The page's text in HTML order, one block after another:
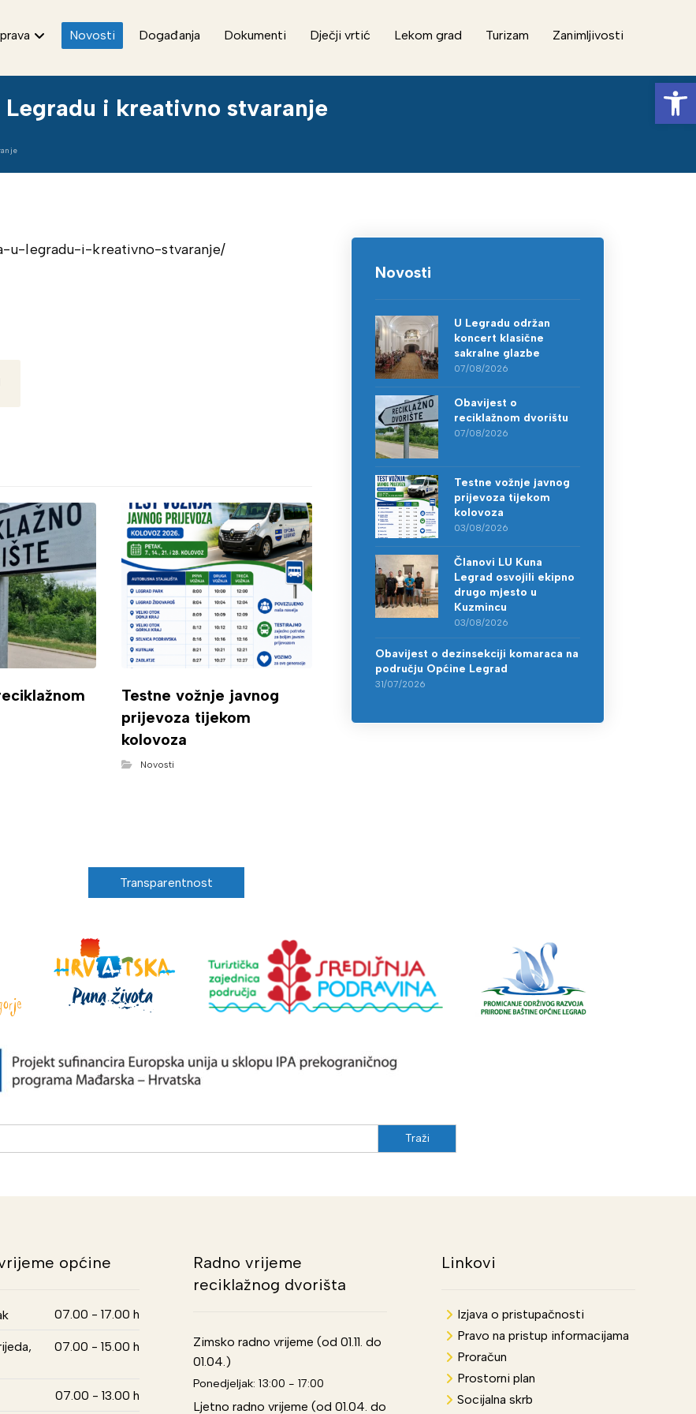
Novosti Događanja Dokumenti Dječji vrtić Lekom grad Turizam
Zanimljivosti
Legradu i kreativno stvaranje
u-legradu-i-kreativno-stvaranje/
Testne vožnje javnog
prijevoza tijekom
kolovoza
Novosti
Novosti
U Legradu održan
koncert klasične
sakralne glazbe
07/08/2026
Obavijest o
reciklažnom dvorištu
07/08/2026
Testne vožnje javnog
prijevoza tijekom
kolovoza
03/08/2026
Članovi LU Kuna
Legrad osvojili ekipno
drugo mjesto u
Kuzmincu
03/08/2026
Obavijest o dezinsekciji komaraca na
području Općine Legrad
31/07/2026
Transparentnost
općine
07.00 - 17.00 h
07.00 - 15.00 h
07.00 - 13.00 h
Radno vrijeme
reciklažnog dvorišta
Zimsko radno vrijeme (od 01.11. do
01.04.)
Ponedjeljak: 13:00 - 17:00
Ljetno radno vrijeme (od 01.04. do
Linkovi
Izjava o pristupačnosti
Pravo na pristup informacijama
Proračun
Prostorni plan
Socijalna skrb